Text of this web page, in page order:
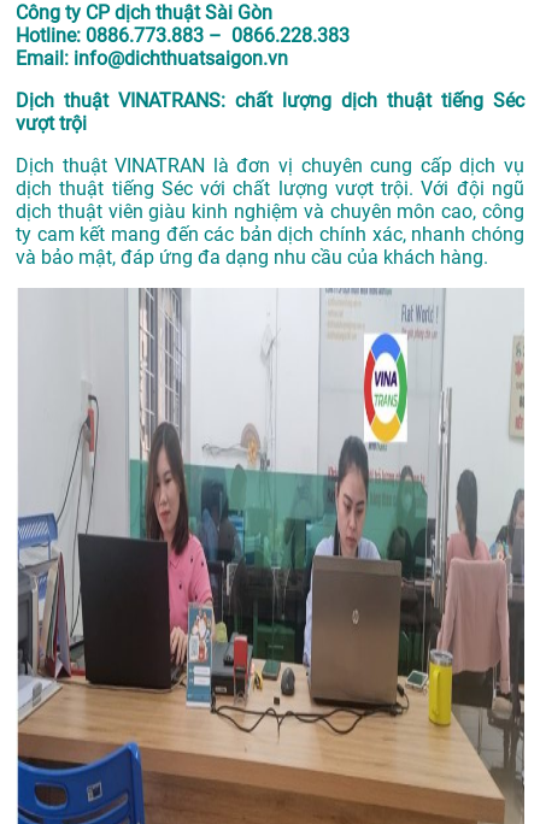
Công ty CP dịch thuật Sài Gòn
Hotline: 0886.773.883 – 0866.228.383
Email: info@dichthuatsaigon.vn
Dịch thuật VINATRANS: chất lượng dịch thuật tiếng Séc
vượt trội
Dịch thuật VINATRAN là đơn vị chuyên cung cấp dịch vụ
dịch thuật tiếng Séc với chất lượng vượt trội. Với đội ngũ
dịch thuật viên giàu kinh nghiệm và chuyên môn cao, công
ty cam kết mang đến các bản dịch chính xác, nhanh chóng
và bảo mật, đáp ứng đa dạng nhu cầu của khách hàng.